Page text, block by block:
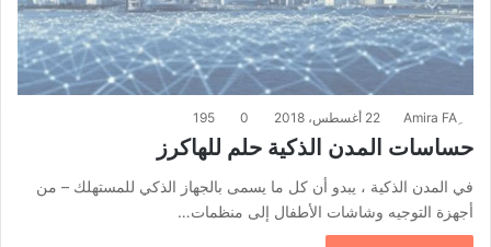
22 أغسطس، 2018 0
195
حساسات المدن الذكية حلم للهاكرز
في المدن الذكية ، يبدو أن كل ما يسمى بالجهاز الذكي للمستهلك – من
أجهزة التوجيه وشاشات الأطفال إلى منظمات…